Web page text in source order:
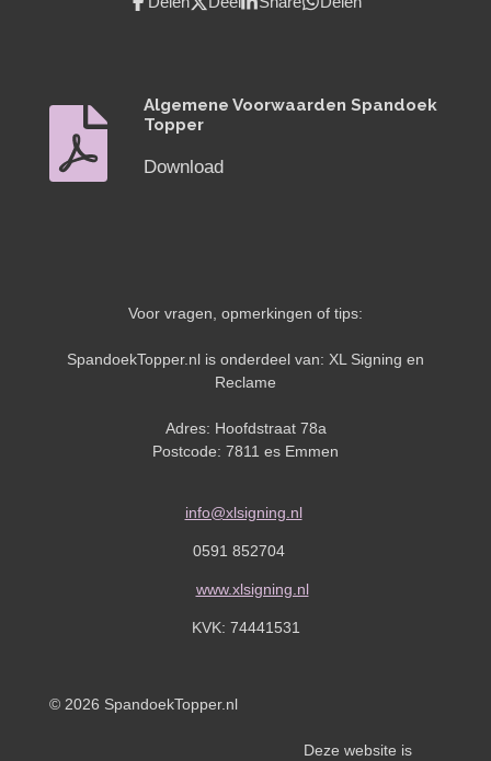
Algemene Voorwaarden Spandoek
Topper
Download
Voor vragen, opmerkingen of tips:
SpandoekTopper.nl is onderdeel van: XL Signing en
Reclame
Adres: Hoofdstraat 78a
Postcode: 7811 es Emmen
info@xlsigning.nl
0591 852704
www.xlsigning.nl
KVK: 74441531
© 2026 SpandoekTopper.nl
Deze website is